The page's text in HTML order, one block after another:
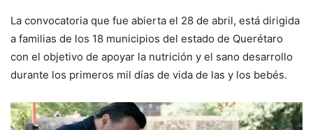
La convocatoria que fue abierta el 28 de abril, está dirigida
a familias de los 18 municipios del estado de Querétaro
con el objetivo de apoyar la nutrición y el sano desarrollo
durante los primeros mil días de vida de las y los bebés.